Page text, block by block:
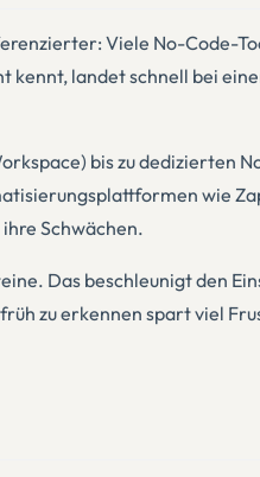
Viele No-Code-
landet schnell bei
bis zu dedizierten
wie
Schwächen.
Das beschleunigt den
zu erkennen spart viel